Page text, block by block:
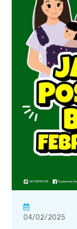
04/02/2025